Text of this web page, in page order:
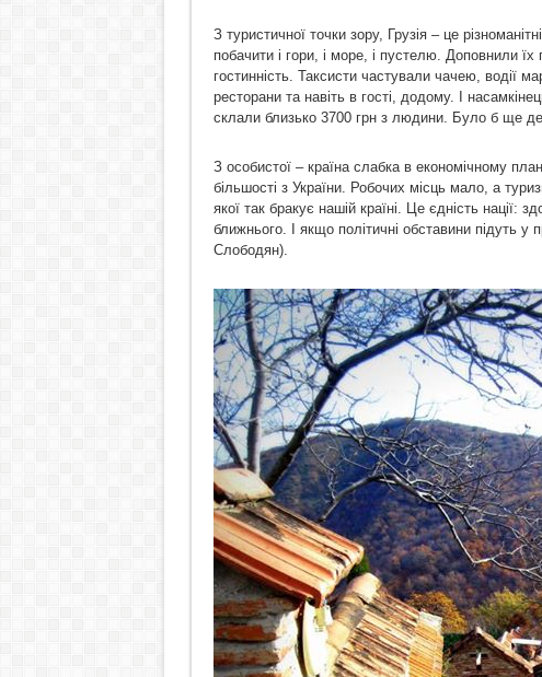
З туристичної точки зору, Грузія – це
побачити і гори, і море, і пустелю. Доповнили
гостинність. Таксисти частували чачею, водії
ресторани та навіть в гості, додому. І
склали близько 3700 грн з людини. Було б ще
З особистої – країна слабка в економічному
більшості з України. Робочих місць мало, а
якої так бракує нашій країні. Це єдність нації:
ближнього. І якщо політичні обставини підуть
Слободян).